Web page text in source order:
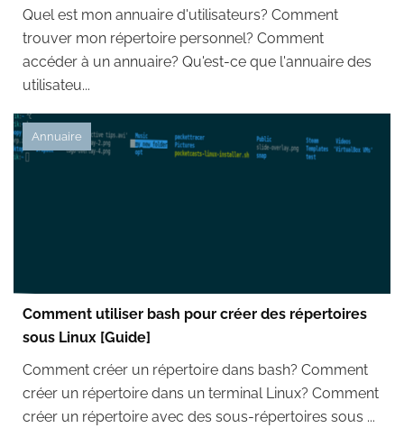
Quel est mon annuaire d'utilisateurs? Comment
trouver mon répertoire personnel? Comment
accéder à un annuaire? Qu'est-ce que l'annuaire des
utilisateu...
Annuaire
Comment utiliser bash pour créer des répertoires
sous Linux [Guide]
Comment créer un répertoire dans bash? Comment
créer un répertoire dans un terminal Linux? Comment
créer un répertoire avec des sous-répertoires sous ...